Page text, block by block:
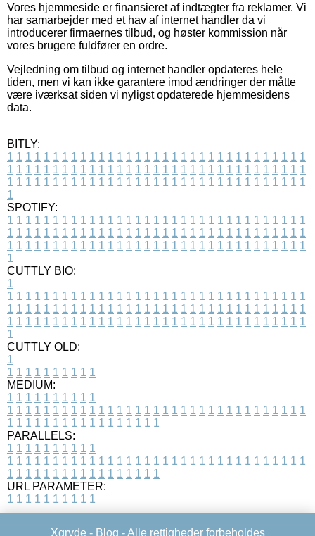
Vores hjemmeside er finansieret af indtægter fra reklamer. Vi
har samarbejder med et hav af internet handler da vi
introducerer firmaernes tilbud, og høster kommission når
vores brugere fuldfører en ordre.
Vejledning om tilbud og internet handler opdateres hele
tiden, men vi kan ikke garantere imod ændringer der måtte
være iværksat siden vi nyligst opdaterede hjemmesidens
data.
BITLY:
1 1 1 1 1 1 1 1 1 1 1 1 1 1 1 1 1 1 1 1 1 1 1 1 1 1 1 1 1 1 1 1 1
1 1 1 1 1 1 1 1 1 1 1 1 1 1 1 1 1 1 1 1 1 1 1 1 1 1 1 1 1 1 1 1 1
1 1 1 1 1 1 1 1 1 1 1 1 1 1 1 1 1 1 1 1 1 1 1 1 1 1 1 1 1 1 1 1 1
1
SPOTIFY:
1 1 1 1 1 1 1 1 1 1 1 1 1 1 1 1 1 1 1 1 1 1 1 1 1 1 1 1 1 1 1 1 1
1 1 1 1 1 1 1 1 1 1 1 1 1 1 1 1 1 1 1 1 1 1 1 1 1 1 1 1 1 1 1 1 1
1 1 1 1 1 1 1 1 1 1 1 1 1 1 1 1 1 1 1 1 1 1 1 1 1 1 1 1 1 1 1 1 1
1
CUTTLY BIO:
1
1 1 1 1 1 1 1 1 1 1 1 1 1 1 1 1 1 1 1 1 1 1 1 1 1 1 1 1 1 1 1 1 1
1 1 1 1 1 1 1 1 1 1 1 1 1 1 1 1 1 1 1 1 1 1 1 1 1 1 1 1 1 1 1 1 1
1 1 1 1 1 1 1 1 1 1 1 1 1 1 1 1 1 1 1 1 1 1 1 1 1 1 1 1 1 1 1 1 1
1
CUTTLY OLD:
1
1 1 1 1 1 1 1 1 1 1
MEDIUM:
1 1 1 1 1 1 1 1 1 1
1 1 1 1 1 1 1 1 1 1 1 1 1 1 1 1 1 1 1 1 1 1 1 1 1 1 1 1 1 1 1 1 1
1 1 1 1 1 1 1 1 1 1 1 1 1 1 1 1 1
PARALLELS:
1 1 1 1 1 1 1 1 1 1
1 1 1 1 1 1 1 1 1 1 1 1 1 1 1 1 1 1 1 1 1 1 1 1 1 1 1 1 1 1 1 1 1
1 1 1 1 1 1 1 1 1 1 1 1 1 1 1 1 1
URL PARAMETER:
1 1 1 1 1 1 1 1 1 1
Xgryde - Blog - Alle rettigheder forbeholdes